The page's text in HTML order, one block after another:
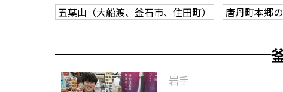
五葉山（大船渡、釜石市、住田町）
唐丹町本郷
岩手